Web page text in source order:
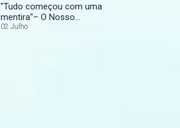
"Tudo começou com uma
mentira"– O Nosso
Casamento Perfeito
02 Julho